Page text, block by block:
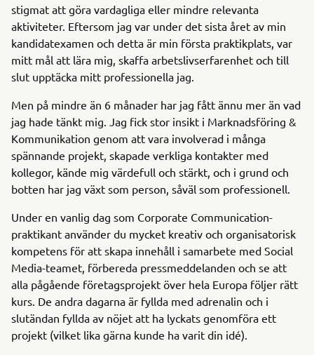
stigmat att göra vardagliga eller mindre relevanta
aktiviteter. Eftersom jag var under det sista året av min
kandidatexamen och detta är min första praktikplats, var
mitt mål att lära mig, skaffa arbetslivserfarenhet och till
slut upptäcka mitt professionella jag.
Men på mindre än 6 månader har jag fått ännu mer än vad
jag hade tänkt mig. Jag fick stor insikt i Marknadsföring &
Kommunikation genom att vara involverad i många
spännande projekt, skapade verkliga kontakter med
kollegor, kände mig värdefull och stärkt, och i grund och
botten har jag växt som person, såväl som professionell.
Under en vanlig dag som Corporate Communication-
praktikant använder du mycket kreativ och organisatorisk
kompetens för att skapa innehåll i samarbete med Social
Media-teamet, förbereda pressmeddelanden och se att
alla pågående företagsprojekt över hela Europa följer rätt
kurs. De andra dagarna är fyllda med adrenalin och i
slutändan fyllda av nöjet att ha lyckats genomföra ett
projekt (vilket lika gärna kunde ha varit din idé).